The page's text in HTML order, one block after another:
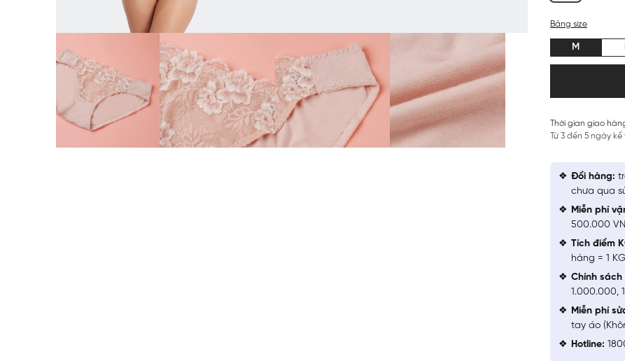
Bảng size
M
Thời gian giao
Từ 3 đến 5 ngày
Đổi hàng:
chưa qua
Miễn phí
500.000
Tích điểm
hàng = 1
Chính
1.000.000,
Miễn phí
tay áo
Hotline: